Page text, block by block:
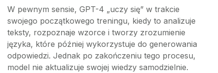
W pewnym sensie, GPT-4 „uczy się” w trakcie
swojego początkowego treningu, kiedy to analizuje
teksty, rozpoznaje wzorce i tworzy zrozumienie
języka, które później wykorzystuje do generowania
odpowiedzi. Jednak po zakończeniu tego procesu,
model nie aktualizuje swojej wiedzy samodzielnie.